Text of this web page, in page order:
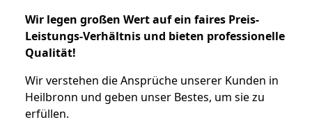
Wir legen großen Wert auf ein faires Preis-
Leistungs-Verhältnis und bieten professionelle
Qualität!
Wir verstehen die Ansprüche unserer Kunden in
Heilbronn und geben unser Bestes, um sie zu
erfüllen.